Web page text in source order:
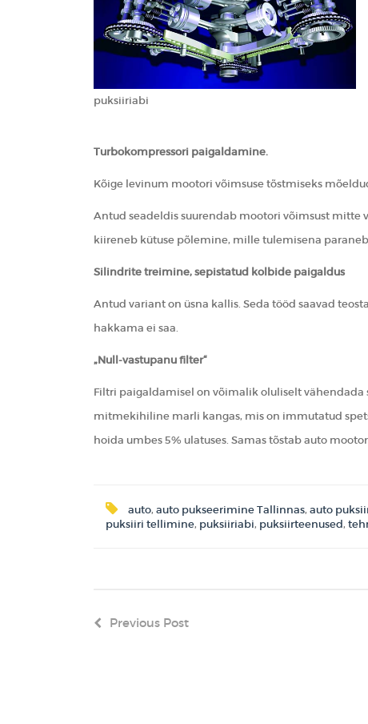
puksiiriabi
Turbokompressori paigaldamine.
Kõige levinum mootori võimsuse tõstmiseks
Antud seadeldis suurendab mootori võimsust mitte
kiireneb kütuse põlemine, mille tulemisena
Silindrite treimine, sepistatud kolbide paigaldus
Antud variant on üsna kallis. Seda tööd saavad
hakkama ei saa.
„Null-vastupanu filter“
Filtri paigaldamisel on võimalik oluliselt vähendada
mitmekihiline marli kangas, mis on immutatud
hoida umbes 5% ulatuses. Samas tõstab auto
auto, auto pukseerimine Tallinnas, auto
puksiiri tellimine, puksiiriabi, puksiirteenused,
Previous Post